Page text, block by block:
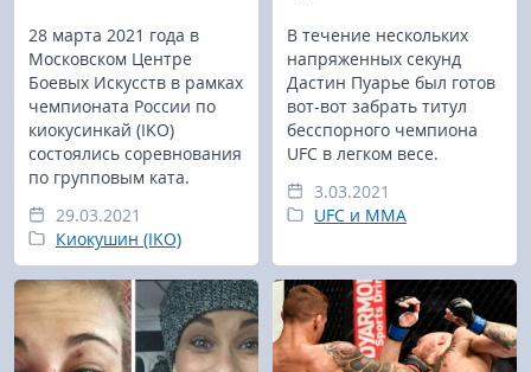
28 марта 2021 года в
Московском Центре
Боевых Искусств в рамках
чемпионата России по
киокусинкай (IKO)
состоялись соревнования
по групповым ката.
29.03.2021
Киокушин (IKO)
В течение нескольких
напряженных секунд
Дастин Пуарье был готов
вот-вот забрать титул
бесспорного чемпиона
UFC в легком весе.
3.03.2021
UFC и MMA